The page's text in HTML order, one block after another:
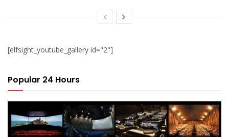
[elfsight_youtube_gallery id="2"]
Popular 24 Hours